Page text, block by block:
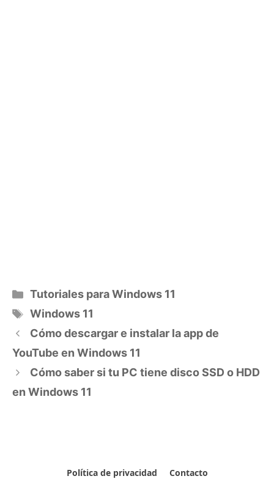
Categorías
Tutoriales para Windows 11
Etiquetas
Windows 11
Cómo descargar e instalar la app de
YouTube en Windows 11
Cómo saber si tu PC tiene disco SSD o HDD
en Windows 11
Política de privacidad Contacto